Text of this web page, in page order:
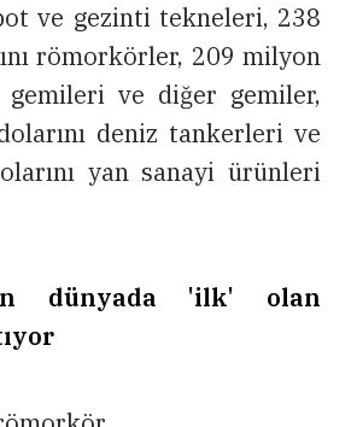
ve gezinti tekneleri, 238
römorkörler, 209 milyon
gemileri ve diğer gemiler,
deniz tankerleri ve
yan sanayi ürünleri
dünyada 'ilk' olan